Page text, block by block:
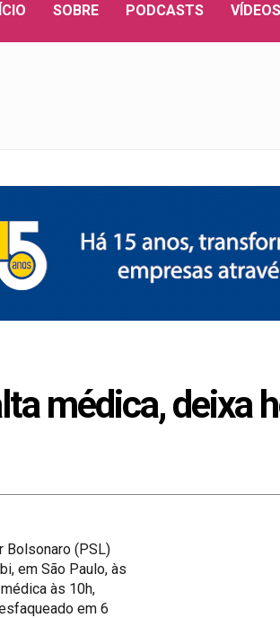
SOBRE PODCASTS VÍDEOS
médica, deixa
Bolsonaro (PSL)
em São Paulo, às
às 10h,
em 6